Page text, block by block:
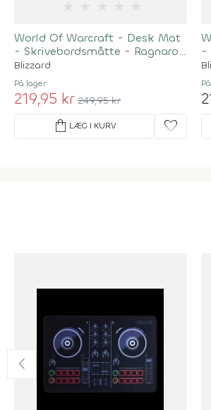
World Of Warcraft - Desk Mat
- Skrivebordsmåtte - Ragnaros
- 90 X 42 CM
Blizzard
På lager
219,95 kr 249,95 kr
shopping_bag LÆG I KURV favorite
-